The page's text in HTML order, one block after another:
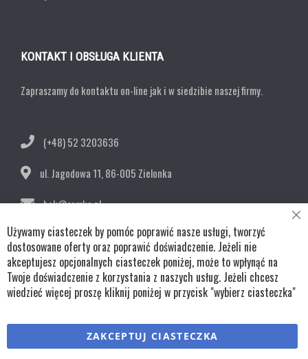
KONTAKT I OBSŁUGA KLIENTA
Zapraszamy do kontaktu on-line jak i w siedzibie naszej firmy.
(+48) 52 3203636
ul. Jagodowa 11, 86-005 Zielonka
bok@remko.pl
OBSERWUJ NAS
Copyright © wszystkie prawa zastrzeżone TKL Progress
Używamy ciasteczek by pomóc poprawić nasze usługi, tworzyć
dostosowane oferty oraz poprawić doświadczenie. Jeżeli nie
akceptujesz opcjonalnych ciasteczek poniżej, może to wpłynąć na
Twoje doświadczenie z korzystania z naszych usług. Jeżeli chcesz
wiedzieć więcej proszę kliknij poniżej w przycisk "wybierz ciasteczka"
ZAKCEPTUJ CIASTECZKA